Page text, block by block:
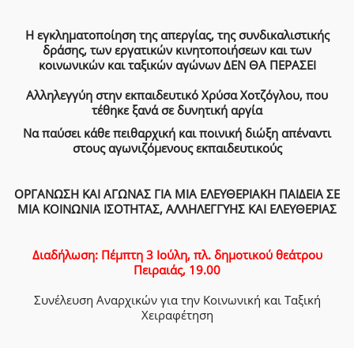
Η εγκληματοποίηση της απεργίας, της συνδικαλιστικής
δράσης, των εργατικών κινητοποιήσεων και των
κοινωνικών και ταξικών αγώνων ΔΕΝ ΘΑ ΠΕΡΑΣΕΙ
Αλληλεγγύη στην εκπαιδευτικό Χρύσα Χοτζόγλου, που
τέθηκε ξανά σε δυνητική αργία
Να παύσει κάθε πειθαρχική και ποινική διώξη απέναντι
στους αγωνιζόμενους εκπαιδευτικούς
ΟΡΓΑΝΩΣΗ ΚΑΙ ΑΓΩΝΑΣ ΓΙΑ ΜΙΑ ΕΛΕΥΘΕΡΙΑΚΗ ΠΑΙΔΕΙΑ ΣΕ
ΜΙΑ ΚΟΙΝΩΝΙΑ ΙΣΟΤΗΤΑΣ, ΑΛΛΗΛΕΓΓΥΗΣ ΚΑΙ ΕΛΕΥΘΕΡΙΑΣ
Διαδήλωση: Πέμπτη 3 Ιούλη, πλ. δημοτικού θεάτρου
Πειραιάς, 19.00
Συνέλευση Αναρχικών για την Κοινωνική και Ταξική
Χειραφέτηση